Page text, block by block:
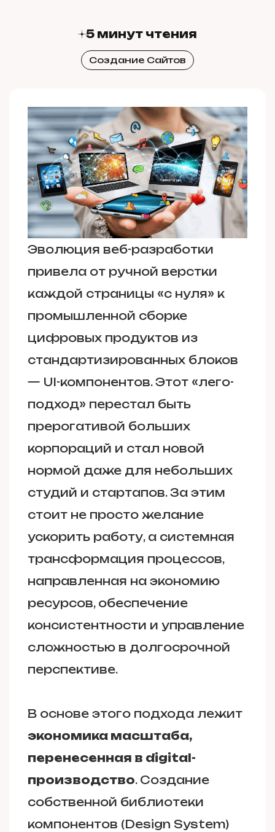
5 минут чтения
Создание Сайтов
Эволюция веб-разработки
привела от ручной верстки
каждой страницы «с нуля» к
промышленной сборке
цифровых продуктов из
стандартизированных блоков
— UI-компонентов. Этот «лего-
подход» перестал быть
прерогативой больших
корпораций и стал новой
нормой даже для небольших
студий и стартапов. За этим
стоит не просто желание
ускорить работу, а системная
трансформация процессов,
направленная на экономию
ресурсов, обеспечение
консистентности и управление
сложностью в долгосрочной
перспективе.
В основе этого подхода лежит
экономика масштаба,
перенесенная в digital-
производство. Создание
собственной библиотеки
компонентов (Design System)